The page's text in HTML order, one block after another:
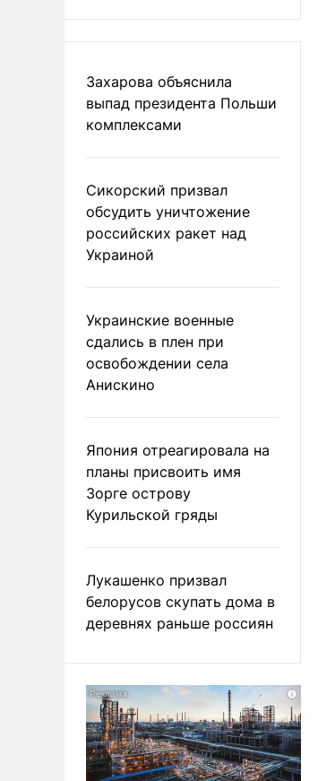
Захарова объяснила
выпад президента Польши
комплексами
Сикорский призвал
обсудить уничтожение
российских ракет над
Украиной
Украинские военные
сдались в плен при
освобождении села
Анискино
Япония отреагировала на
планы присвоить имя
Зорге острову
Курильской гряды
Лукашенко призвал
белорусов скупать дома в
деревнях раньше россиян